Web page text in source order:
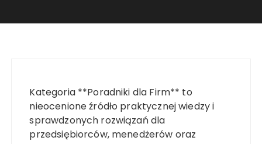
Kategoria **Poradniki dla Firm** to
nieocenione źródło praktycznej wiedzy i
sprawdzonych rozwiązań dla
przedsiębiorców, menedżerów oraz